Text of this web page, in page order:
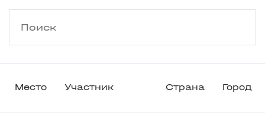
Место Участник Страна Город